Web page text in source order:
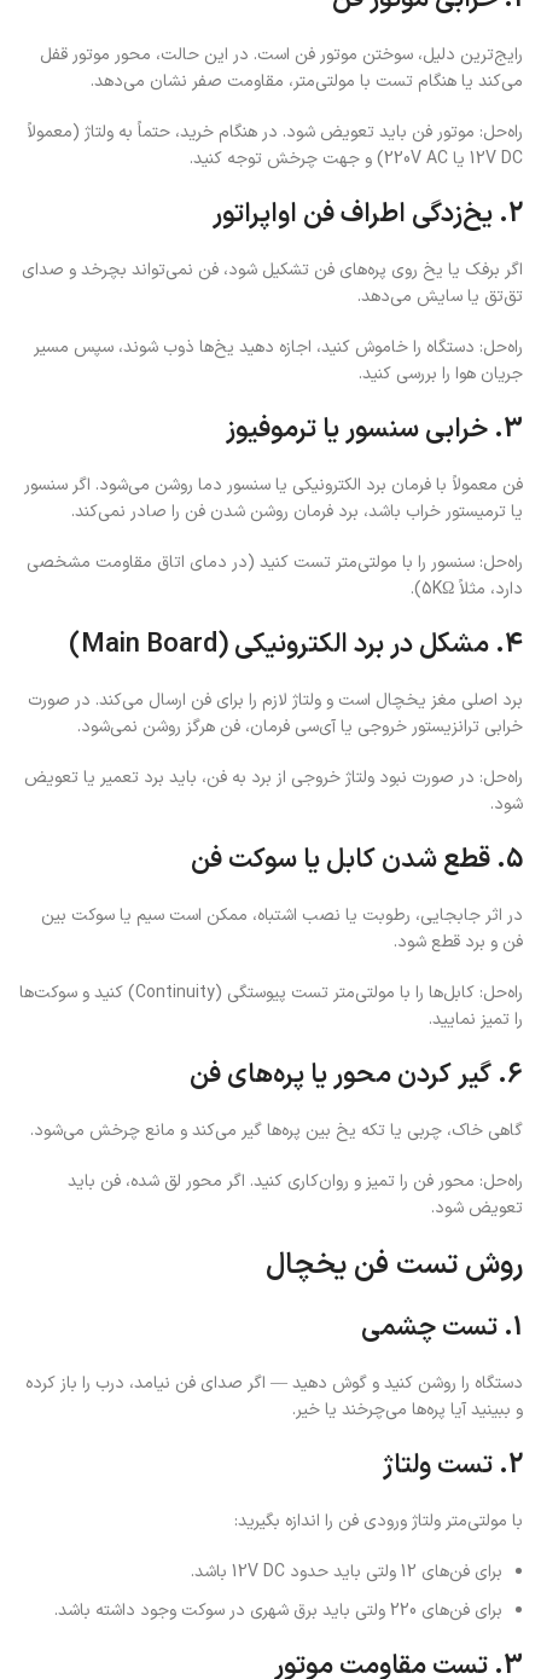
رایج‌ترین دلیل، سوختن موتور فن است. در این حالت، محور موتور قفل
می‌کند یا هنگام تست با مولتی‌متر، مقاومت صفر نشان می‌دهد.
راه‌حل: موتور فن باید تعویض شود. در هنگام خرید، حتماً به ولتاژ (معمولاً
12V DC یا 220V AC) و جهت چرخش توجه کنید.
2. یخ‌زدگی اطراف فن اواپراتور
اگر برفک یا یخ روی پره‌های فن تشکیل شود، فن نمی‌تواند بچرخد و صدای
تق‌تق یا سایش می‌دهد.
راه‌حل: دستگاه را خاموش کنید، اجازه دهید یخ‌ها ذوب شوند، سپس مسیر
جریان هوا را بررسی کنید.
3. خرابی سنسور یا ترموفیوز
فن معمولاً با فرمان برد الکترونیکی یا سنسور دما روشن می‌شود. اگر سنسور
یا ترمیستور خراب باشد، برد فرمان روشن شدن فن را صادر نمی‌کند.
راه‌حل: سنسور را با مولتی‌متر تست کنید (در دمای اتاق مقاومت مشخصی
دارد، مثلاً 5KΩ).
4. مشکل در برد الکترونیکی (Main Board)
برد اصلی مغز یخچال است و ولتاژ لازم را برای فن ارسال می‌کند. در صورت
خرابی ترانزیستور خروجی یا آی‌سی فرمان، فن هرگز روشن نمی‌شود.
راه‌حل: در صورت نبود ولتاژ خروجی از برد به فن، باید برد تعمیر یا تعویض
شود.
5. قطع شدن کابل یا سوکت فن
در اثر جابجایی، رطوبت یا نصب اشتباه، ممکن است سیم یا سوکت بین
فن و برد قطع شود.
راه‌حل: کابل‌ها را با مولتی‌متر تست پیوستگی (Continuity) کنید و سوکت‌ها
را تمیز نمایید.
6. گیر کردن محور یا پره‌های فن
گاهی خاک، چربی یا تکه یخ بین پره‌ها گیر می‌کند و مانع چرخش می‌شود.
راه‌حل: محور فن را تمیز و روان‌کاری کنید. اگر محور لق شده، فن باید
تعویض شود.
روش تست فن یخچال
1. تست چشمی
دستگاه را روشن کنید و گوش دهید — اگر صدای فن نیامد، درب را باز کرده
و ببینید آیا پره‌ها می‌چرخند یا خیر.
2. تست ولتاژ
با مولتی‌متر ولتاژ ورودی فن را اندازه بگیرید:
برای فن‌های 12 ولتی باید حدود 12V DC باشد.
برای فن‌های 220 ولتی باید برق شهری در سوکت وجود داشته باشد.
3. تست مقاومت موتور